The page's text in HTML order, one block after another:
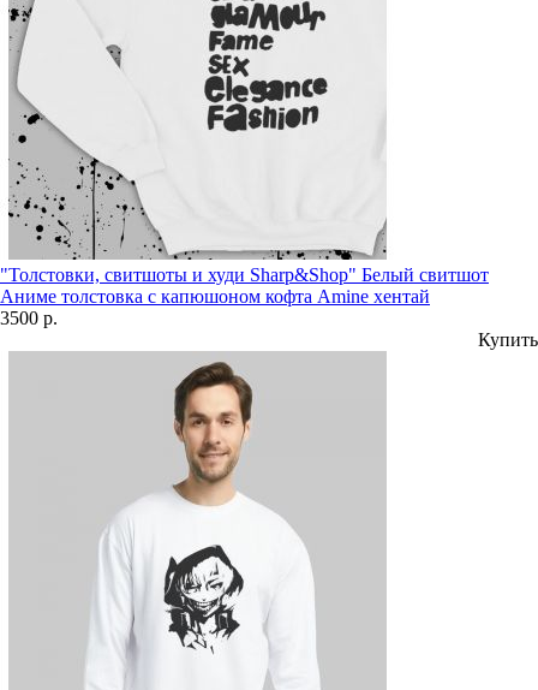
"Толстовки, свитшоты и худи Sharp&Shop" Белый свитшот
Аниме толстовка с капюшоном кофта Amine хентай
3500 р.
Купить